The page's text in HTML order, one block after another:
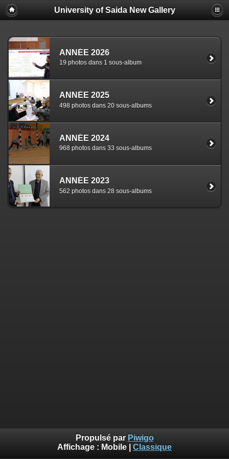
University of Saida New Gallery
ANNÉE 2026
19 photos dans 1 sous-album
ANNÉE 2025
498 photos dans 20 sous-albums
ANNÉE 2024
968 photos dans 33 sous-albums
ANNÉE 2023
562 photos dans 28 sous-albums
Propulsé par Piwigo
Affichage : Mobile Classique